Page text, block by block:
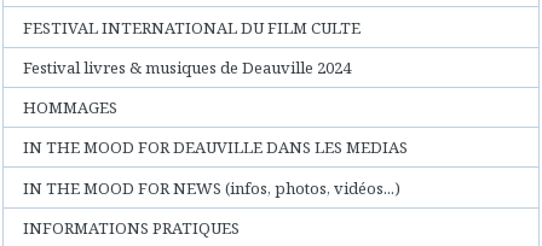
FESTIVAL INTERNATIONAL DU FILM CULTE
Festival livres & musiques de Deauville 2024
HOMMAGES
IN THE MOOD FOR DEAUVILLE DANS LES MEDIAS
IN THE MOOD FOR NEWS (infos, photos, vidéos...)
INFORMATIONS PRATIQUES